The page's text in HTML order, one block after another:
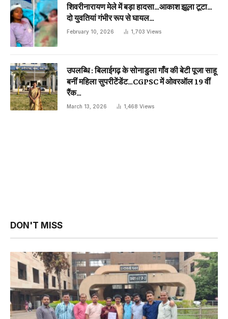
शिवरीनारायण मेले में बड़ा हादसा…आकाश झूला टूटा…
दो युवतियां गंभीर रूप से घायल…
February 10, 2026 1,703 Views
उपलब्धि : बिलाईगढ़ के सोनाडुला गाँव की बेटी पूजा साहू
बनीं महिला सुपरीटेंडेंट…CGPSC में ओवरऑल 19 वीं
रैंक…
March 13, 2026 1,468 Views
DON'T MISS